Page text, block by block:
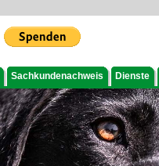
Sachkundenachweis Dienste